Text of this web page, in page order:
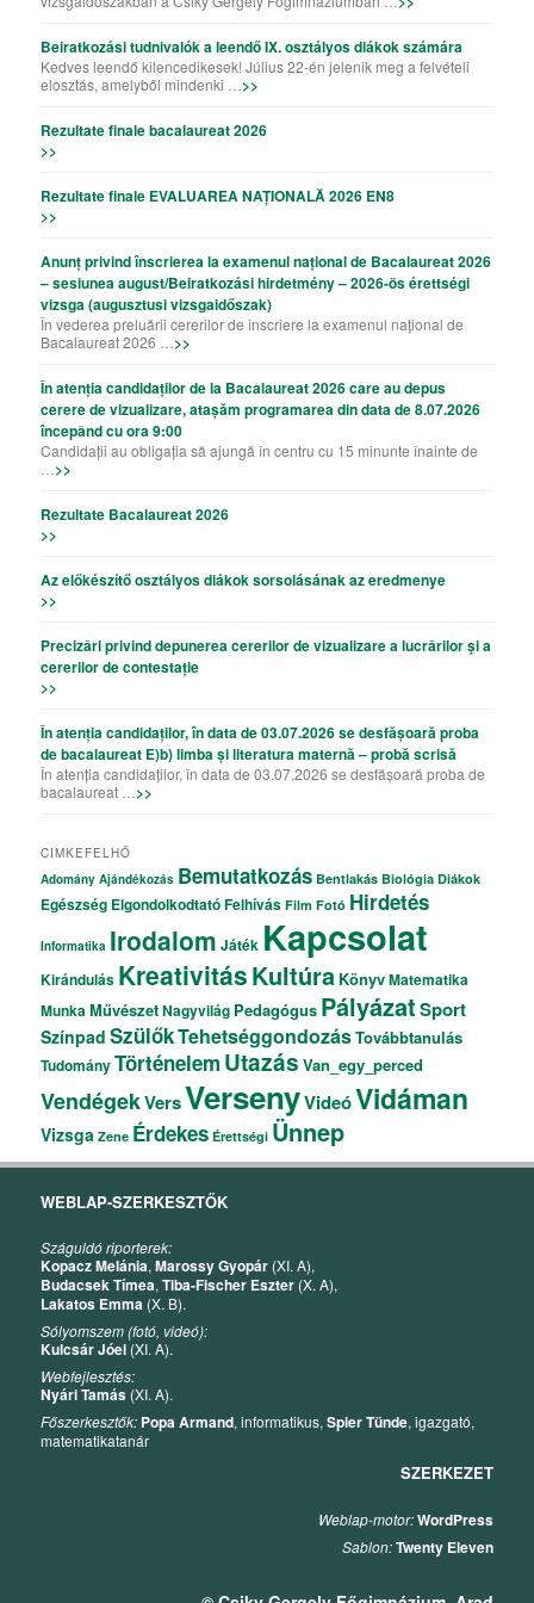
Beiratkozási tudnivalók a leendő IX. osztályos diákok számára
Kedves leendő kilencedikesek! Július 22-én jelenik meg a felvételi
elosztás, amelyből mindenki … >>
Rezultate finale bacalaureat 2026
>>
Rezultate finale EVALUAREA NAȚIONALĂ 2026 EN8
>>
Anunț privind înscrierea la examenul național de Bacalaureat 2026
– sesiunea august/Beiratkozási hirdetmény – 2026-ös érettségi
vizsga (augusztusi vizsgaidőszak)
În vederea preluării cererilor de înscriere la examenul național de
Bacalaureat 2026 … >>
În atenția candidaților de la Bacalaureat 2026 care au depus
cerere de vizualizare, atașăm programarea din data de 8.07.2026
începând cu ora 9:00
Candidații au obligația să ajungă în centru cu 15 minunte înainte de
>>
Rezultate Bacalaureat 2026
>>
Az előkészítő osztályos diákok sorsolásának az eredmenye
>>
Precizǎri privind depunerea cererilor de vizualizare a lucrǎrilor şi a
cererilor de contestație
>>
În atenția candidaților, în data de 03.07.2026 se desfășoară proba
de bacalaureat E)b) limba și literatura maternă – probă scrisă
În atenția candidaților, în data de 03.07.2026 se desfășoară proba de
bacalaureat … >>
CIMKEFELHŐ
Adomány Ajándékozás Bemutatkozás Bentlakás Biológia Diákok
Egészség ElgondolkodtatóFelhívás Film Fotó Hirdetés
Informatika Irodalom Játék Kapcsolat
Kirándulás KreativitásKultúra KönyvMatematika
Munka MűvészetNagyvilág Pedagógus PályázatSport
Színpad SzülőkTehetséggondozásTovábbtanulás
TudományTörténelem Utazás Van_egy_perced
VendégekVersVersenyVideóVidáman
Vizsga Zene Érdekes Érettségi Ünnep
WEBLAP-SZERKESZTŐK
Száguldó riporterek:
Kopacz Melánia,Marossy Gyopár (XI. A),
Budacsek Tímea,Tiba-Fischer Eszter (X. A),
Lakatos Emma (X. B).
Sólyomszem (fotó, videó):
Kulcsár Jóel (XI. A).
Webfejlesztés:
Nyári Tamás (XI. A).
Főszerkesztők: Popa Armand, informatikus,Spier Tünde, igazgató,
matematikatanár
SZERKEZET
Weblap-motor:WordPress
Sablon:Twenty Eleven